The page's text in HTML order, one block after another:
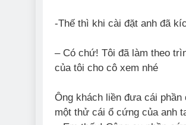
-Thế thì khi cài đặt anh đã
– Có chứ! Tôi đã làm theo
của tôi cho cô xem nhé
Ông khách liền đưa cái
một thử cái ổ cứng của anh